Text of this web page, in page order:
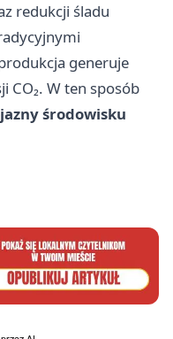
redukcji śladu
generuje
CO₂. W ten sposób
środowisku